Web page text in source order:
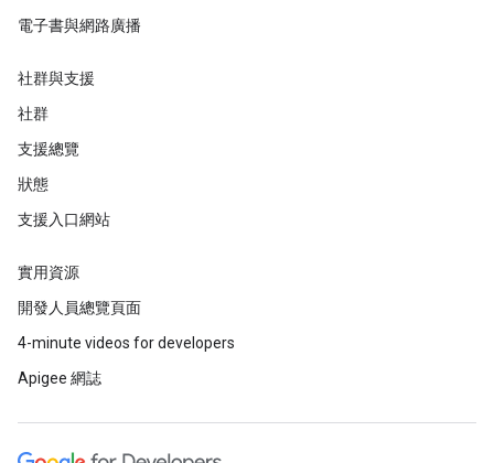
電子書與網路廣播
社群與支援
社群
支援總覽
狀態
支援入口網站
實用資源
開發人員總覽頁面
4-minute videos for developers
Apigee 網誌